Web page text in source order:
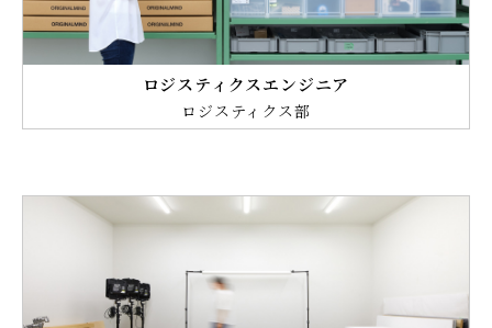
ロジスティクスエンジニア
ロジスティクス部